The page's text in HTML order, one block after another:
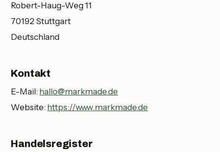
Robert-Haug-Weg 11
70192 Stuttgart
Deutschland
Kontakt
E-Mail: hallo@markmade.de
Website: https://www.markmade.de
Handelsregister